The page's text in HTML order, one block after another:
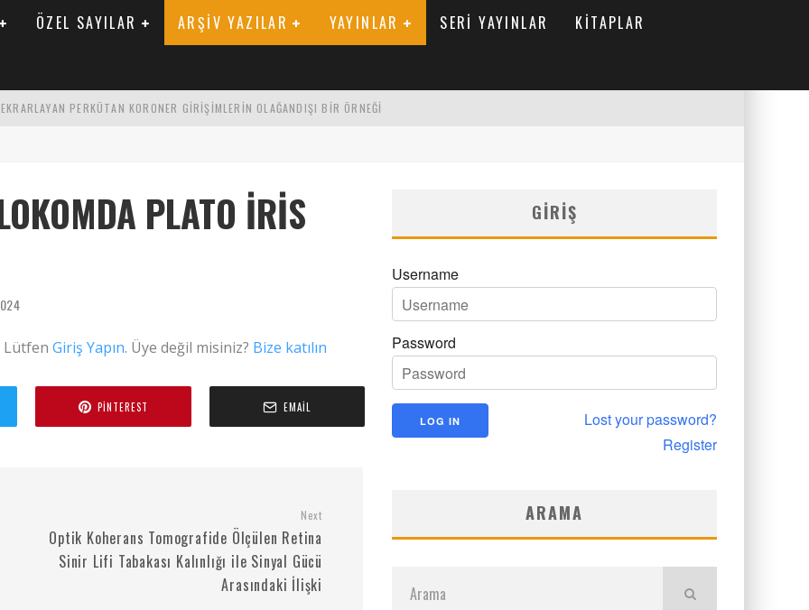
ÖZEL SAYILAR ARŞIV YAZILAR YAYINLAR SERI YAYINLAR KITAPLAR
PERKÜTAN KORONER GIRIŞIMLERIN OLAĞANDIŞI BIR ÖRNEĞI
TRIGLISERID/HDL ORANININ DEĞERLENDIRILMESI
PLATO İRIS
Lütfen Giriş Yapın. Üye değil misiniz? Bize katılın
PINTEREST EMAIL
Next
Optik Koherans Tomografide Ölçülen Retina
Sinir Lifi Tabakası Kalınlığı ile Sinyal Gücü
Arasındaki İlişki
GIRIŞ
Username
Password
Lost your password?
Register
ARAMA